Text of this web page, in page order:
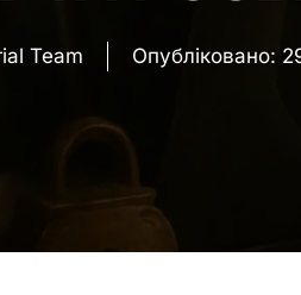
Team Опубліковано: